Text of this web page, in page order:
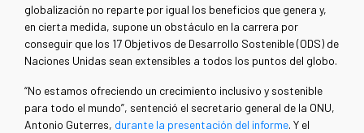
globalización no reparte por igual los beneficios que genera y,
en cierta medida, supone un obstáculo en la carrera por
conseguir que los 17 Objetivos de Desarrollo Sostenible (ODS) de
Naciones Unidas sean extensibles a todos los puntos del globo.
“No estamos ofreciendo un crecimiento inclusivo y sostenible
para todo el mundo”, sentenció el secretario general de la ONU,
Antonio Guterres, durante la presentación del informe. Y el